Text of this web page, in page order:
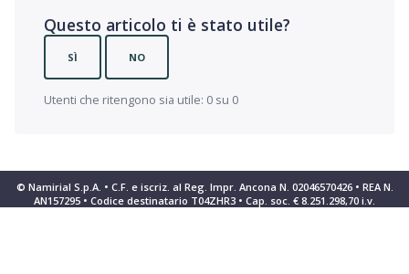
Questo articolo ti è stato utile?
SÌ NO
Utenti che ritengono sia utile: 0 su 0
© Namirial S.p.A. • C.F. e iscriz. al Reg. Impr. Ancona N. 02046570426 • REA N.
AN157295 • Codice destinatario T04ZHR3 • Cap. soc. € 8.251.298,70 i.v.